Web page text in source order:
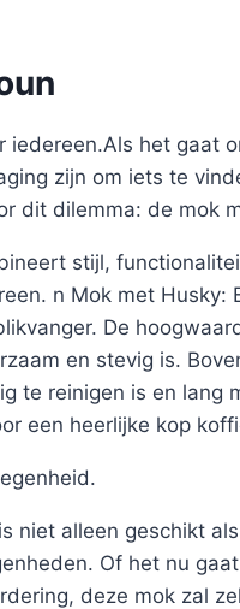
iedereen.Als het gaat
zijn om iets te
dit dilemma: de mok
stijl,
n Mok met
De
en stevig is.
te reinigen is en
een heerlijke kop
niet alleen geschikt
Of het nu
deze mok zal